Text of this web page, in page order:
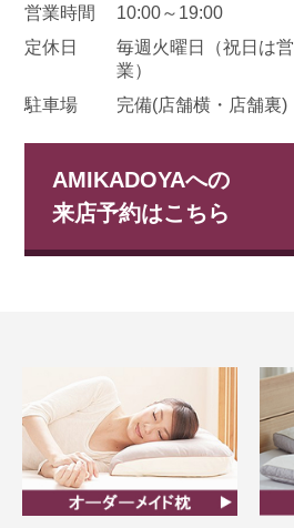
営業時間
10:00～19:00
定休日
毎週火曜日
（祝日は営
業）
駐車場
完備(店舗横・店舗裏)
AMIKADOYAへの
来店予約はこちら